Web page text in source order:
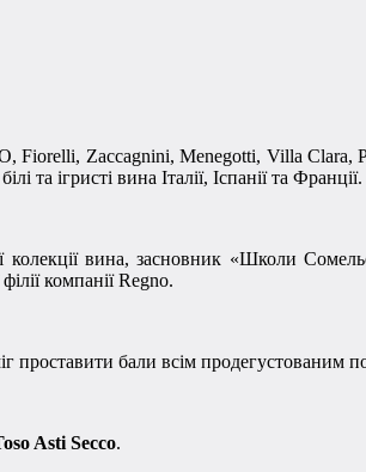
Fiorelli, Zaccagnini, Menegotti, Villa
та ігристі вина Італії, Іспанії та Франції.
вина, засновник «Школи
компанії Regno.
проставити бали всім продегустованим
Asti Secco.